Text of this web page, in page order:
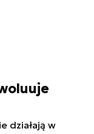
działają w